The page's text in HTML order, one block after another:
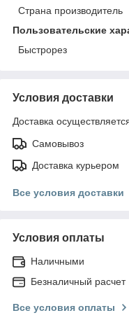
Страна производитель
Пользовательские
Быстрорез
Условия доставки
Доставка
Самовывоз
Доставка курьером
Все условия доставки
Условия оплаты
Наличными
Безналичный расчет
Все условия оплаты